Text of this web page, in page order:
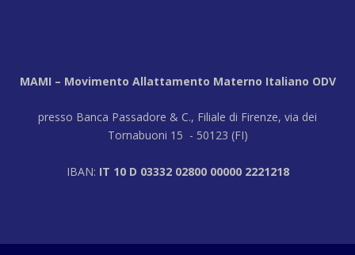
MAMI – Movimento Allattamento Materno Italiano ODV
presso Banca Passadore & C., Filiale di Firenze, via dei
Tornabuoni 15 - 50123 (FI)
IBAN: IT 10 D 03332 02800 00000 2221218